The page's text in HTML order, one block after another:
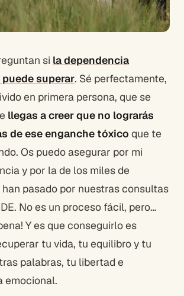
si la dependencia
superar. Sé perfectamente,
en primera persona, que se
llegas a creer que no lograrás
de ese enganche tóxico que te
Os puedo asegurar por mi
y por la de los miles de
pasado por nuestras consultas
No es un proceso fácil, pero…
Y es que conseguirlo es
tu vida, tu equilibro y tu
palabras, tu libertad e
emocional.